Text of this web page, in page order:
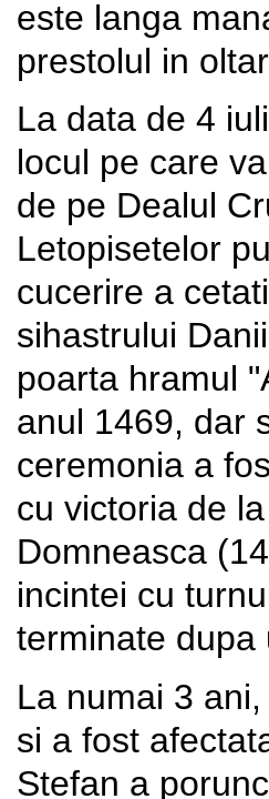
este langa
prestolul in
La data de 4
locul pe care
de pe Dealul
Letopisetelor
cucerire a
sihastrului
poarta hramul
anul 1469, dar
ceremonia a
cu victoria de
Domneasca
incintei cu
terminate
La numai 3
si a fost
Stefan a